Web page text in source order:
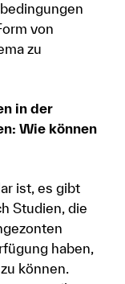
von
zu
in der
Wie können
ist, es gibt
Studien, die
haben,
können.